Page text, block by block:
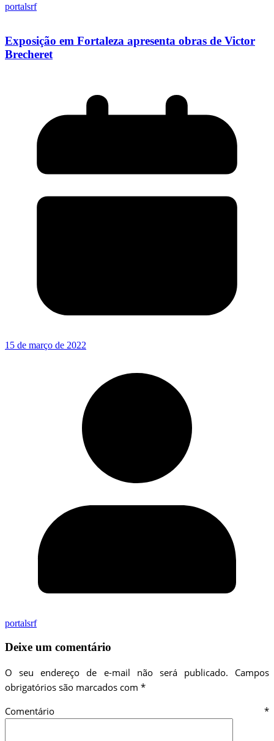
portalsrf
Exposição em Fortaleza apresenta obras de Victor
Brecheret
15 de março de 2022
portalsrf
Deixe um comentário
O seu endereço de e-mail não será publicado.
Campos
obrigatórios são marcados com *
Comentário *